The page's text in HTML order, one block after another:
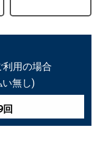
用の場合
無し)
回